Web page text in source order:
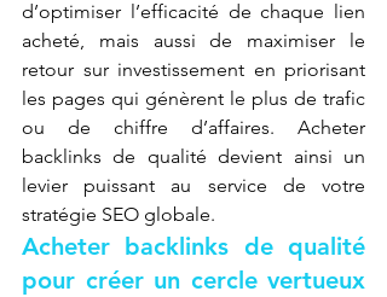
d’optimiser l’efficacité de chaque lien
acheté, mais aussi de maximiser le
retour sur investissement en priorisant
les pages qui génèrent le plus de trafic
ou de chiffre d’affaires. Acheter
backlinks de qualité devient ainsi un
levier puissant au service de votre
stratégie SEO globale.
Acheter backlinks de qualité
pour créer un cercle vertueux